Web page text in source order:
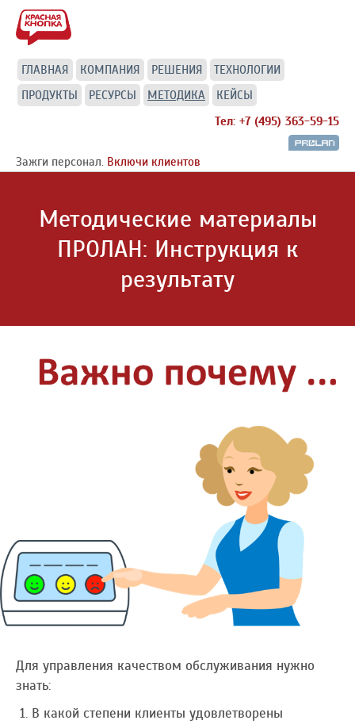
ГЛАВНАЯ КОМПАНИЯ РЕШЕНИЯ
ТЕХНОЛОГИИ
ПРОДУКТЫ
РЕСУРСЫ МЕТОДИКА
КЕЙСЫ
Тел: +7 (495) 363-59-15
Зажги персонал. Включи клиентов
Методические материалы
ПРОЛАН: Инструкция к
результату
Для управления качеством обслуживания нужно
знать:
В какой степени клиенты удовлетворены